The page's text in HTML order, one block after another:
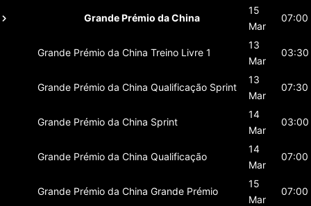
Grande Prémio da China
15
Mar
07:00
Grande Prémio da China Treino Livre 1
13
Mar
03:30
Grande Prémio da China Qualificação Sprint
13
Mar
07:30
Grande Prémio da China Sprint
14
Mar
03:00
Grande Prémio da China Qualificação
14
Mar
07:00
Grande Prémio da China Grande Prémio
15
Mar
07:00